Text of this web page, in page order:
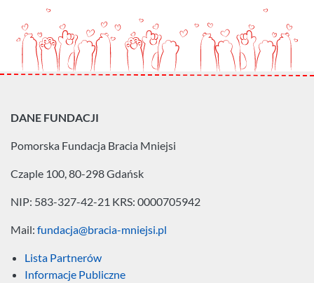
DANE FUNDACJI
Pomorska Fundacja Bracia Mniejsi
Czaple 100, 80-298 Gdańsk
NIP: 583-327-42-21 KRS: 0000705942
Mail: fundacja@bracia-mniejsi.pl
Lista Partnerów
Informacje Publiczne